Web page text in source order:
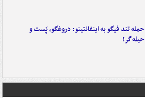
حمله تند فیگو به اینفانتینو: دروغگو، پَست‌ و
حیله‌گر!